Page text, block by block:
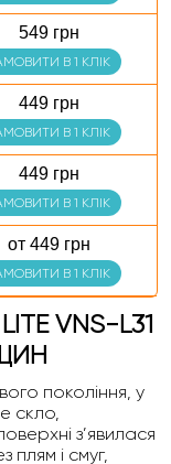
549 грн
В 1 КЛІК
449 грн
В 1 КЛІК
449 грн
В 1 КЛІК
от 449 грн
В 1 КЛІК
VNS-L31
покоління, у
скло,
з’явилася
плям і смуг,